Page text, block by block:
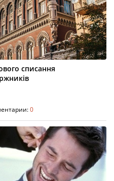
списання
0